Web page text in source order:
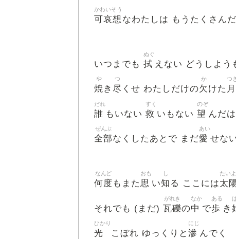
可哀想
かわいそう
なわたしは もうたくさんだ
いつまでも 拭
ぬぐ
えない どうしよう
焼
や
き 尽
つ
くせ わたしだけの欠
か
けた 月
つ
誰
だれ
もいない 救
すく
いもない 望
のぞ
んだ
全部
ぜんぶ
なくしたあとで まだ愛
あい
せな
何度
なんど
もまた思
おも
い知
し
る ここには太
たい
それでも (まだ) 瓦礫
がれき
の中
なか
で歩
ある
き
光
ひかり
こぼれ ゆっくりと 滲
にじ
んでく